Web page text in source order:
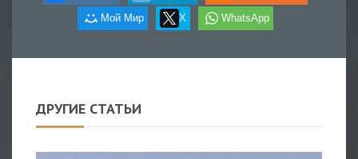
Мой Мир X WhatsApp
ДРУГИЕ СТАТЬИ